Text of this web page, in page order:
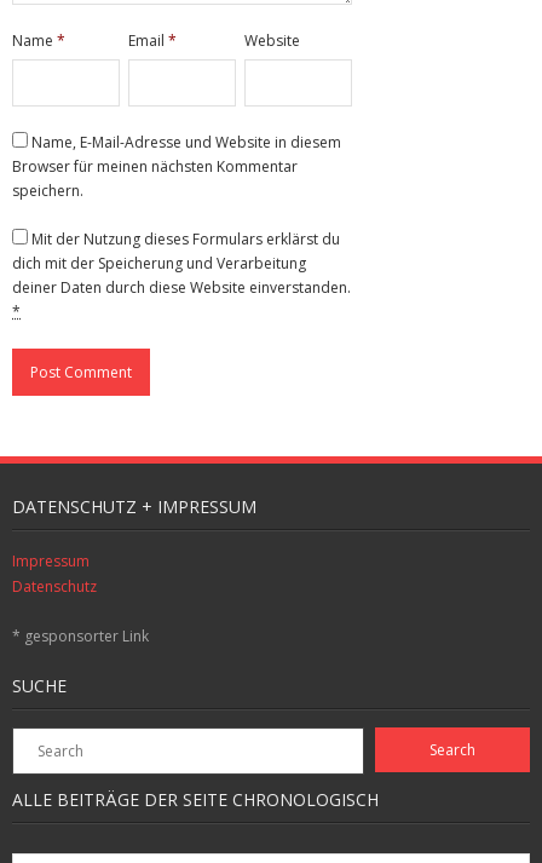
Name * Email* Website
Name, E-Mail-Adresse und Website in diesem
Browser für meinen nächsten Kommentar
speichern.
Mit der Nutzung dieses Formulars erklärst du
dich mit der Speicherung und Verarbeitung
deiner Daten durch diese Website einverstanden.
*
DATENSCHUTZ + IMPRESSUM
Impressum
Datenschutz
* gesponsorter Link
SUCHE
ALLE BEITRÄGE DER SEITE CHRONOLOGISCH
Alle